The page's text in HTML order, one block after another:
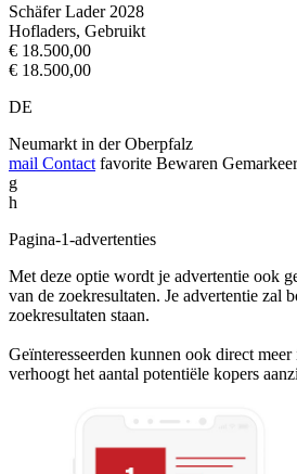
Schäfer Lader 2028
Hofladers, Gebruikt
€ 18.500,00
€ 18.500,00
DE
Neumarkt in der Oberpfalz
mail Contact favorite Bewaren
g
h
Pagina-1-advertenties
Met deze optie wordt je advertentie ook
van de zoekresultaten. Je advertentie zal
zoekresultaten staan.
Geïnteresseerden kunnen ook direct
verhoogt het aantal potentiële kopers